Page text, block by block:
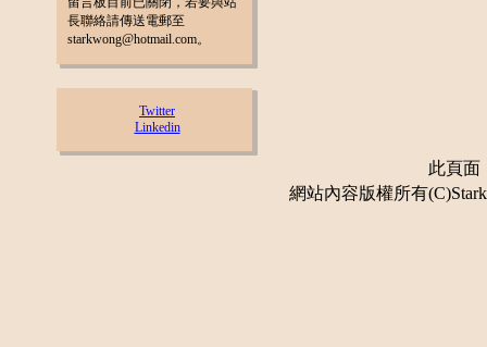
長聯絡請傳送電郵至
starkwong@hotmail.com。
Twitter
Linkedin
此頁面
網站內容版權所有